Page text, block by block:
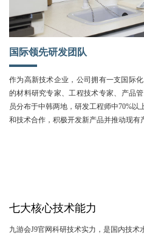
国际领先研发团队
作为高新技术企业，公司拥有一支国际化
的材料研究专家、工程技术专家、
员分布于中韩两地，研发工程师中70%
和技术合作，积极开发新产品并推动现有
七大核心技术能力
九游会J9官网科研技术实力，是国内